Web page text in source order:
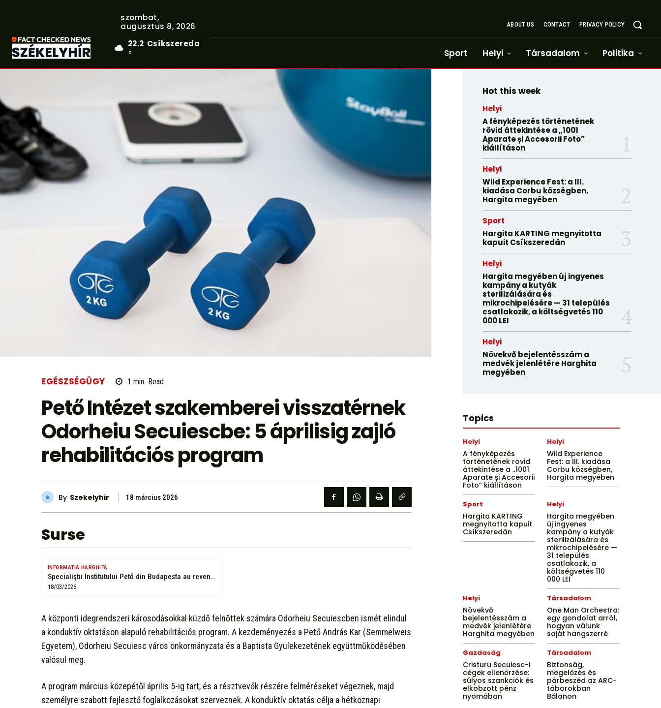
szombat,
augusztus 8, 2026
22.2
C
Csíkszereda
ABOUT US CONTACT PRIVACY POLICY
Sport Helyi Társadalom Politika
EGÉSZSÉGÜGY 1 min. Read
Pető Intézet szakemberei visszatérnek
Odorheiu Secuiescbe: 5 áprilisig zajló
rehabilitációs program
By Szekelyhir 18 március 2026
Surse
INFORMATIA HARGHITA
Specialiştii Institutului Pető din Budapesta au revenit la Odorheiu Secuiesc -
18/03/2026
A központi idegrendszeri károsodásokkal küzdő felnőttek számára Odorheiu Secuiescben ismét elindul
a konduktív oktatáson alapuló rehabilitációs program. A kezdeményezés a Pető András Kar (Semmelweis
Egyetem), Odorheiu Secuiesc város önkormányzata és a Baptista Gyülekezetének együttműködésében
valósul meg.
A program március közepétől április 5-ig tart, és a résztvevők részére felméréseket végeznek, majd
személyre szabott fejlesztő foglalkozásokat szerveznek. A konduktív oktatás célja a hétköznapi
Hot this week
Helyi
A fényképezés történetének
rövid áttekintése a „1001
Aparate și Accesorii Foto”
kiállításon
Helyi
Wild Experience Fest: a III.
kiadása Corbu községben,
Hargita megyében
Sport
Hargita KARTING megnyitotta
kapuit Csíkszeredán
Helyi
Hargita megyében új ingyenes
kampány a kutyák
sterilizálására és
mikrochipelésére — 31 település
csatlakozik, a költségvetés 110
000 LEI
Helyi
Növekvő bejelentésszám a
medvék jelenlétére Harghita
megyében
Topics
Helyi
A fényképezés
történetének rövid
áttekintése a „1001
Aparate și Accesorii
Foto” kiállításon
Helyi
Wild Experience
Fest: a III. kiadása
Corbu községben,
Hargita megyében
Sport
Hargita KARTING
megnyitotta kapuit
Csíkszeredán
Helyi
Hargita megyében
új ingyenes
kampány a kutyák
sterilizálására és
mikrochipelésére —
31 település
csatlakozik, a
költségvetés 110
000 LEI
Helyi
Növekvő
bejelentésszám a
medvék jelenlétére
Harghita megyében
Társadalom
One Man Orchestra:
egy gondolat arról,
hogyan válunk
saját hangszerré
Gazdaság
Cristuru Secuiesc-i
cégek ellenőrzése:
súlyos szankciók és
elkobzott pénz
nyomában
Társadalom
Biztonság,
megelőzés és
párbeszéd az ARC-
táborokban
Bălanon